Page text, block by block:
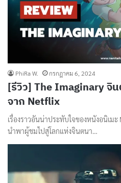
PhiRa W. กรกฎาคม 6, 2024
[รีวิว] The Imaginary จิ
จาก Netflix
เรื่องราวอันน่าประทับใจของหนังอนิเมะ
นำพาผู้ชมไปสู่โลกแห่งจินตนา…